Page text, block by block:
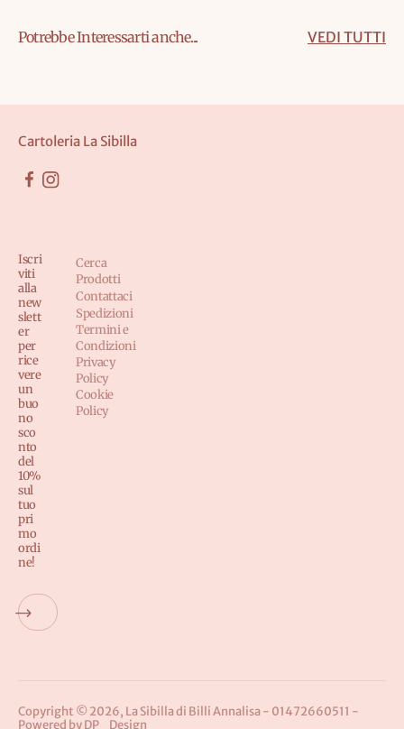
Potrebbe Interessarti anche... VEDI TUTTI
Cartoleria La Sibilla
Iscri
viti
alla
new
slett
er
per
rice
vere
un
buo
no
sco
nto
del
10%
sul
tuo
pri
mo
ordi
ne!
Cerca
Prodotti
Contattaci
Spedizioni
Termini e
Condizioni
Privacy
Policy
Cookie
Policy
Copyright © 2026, La Sibilla di Billi Annalisa - 01472660511 -
Powered byDP_Design